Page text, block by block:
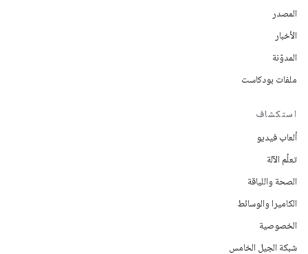
المصدر
الأخبار
المدوّنة
ملفات بودكاست
استكشاف
ألعاب فيديو
تعلُم الآلة
الصحة واللياقة
الكاميرا والوسائط
الخصوصية
شبكة الجيل الخامس